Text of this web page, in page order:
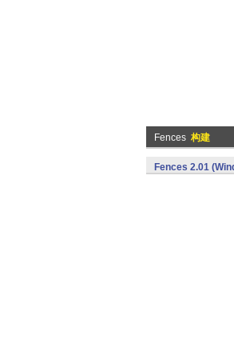
Fences 构建
Fences 2.01